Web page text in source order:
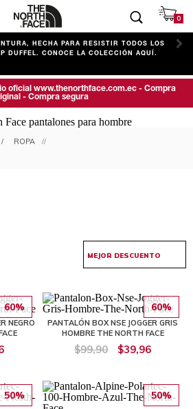
0
HECHA PARA RESISTIR TODOS LOS
DUFFEL. CONOCE LA COLECCIÓN AQUÍ.
oficial www.thenorthface.com.ec - Compra
- Compra segura
PARA HOMBRE
ROPA
60%
NEGRO
60%
PANTALÓN BOX NSE JOGGER GRIS
HOMBRE THE NORTH FACE
$99,90 $39,96
50% 50%